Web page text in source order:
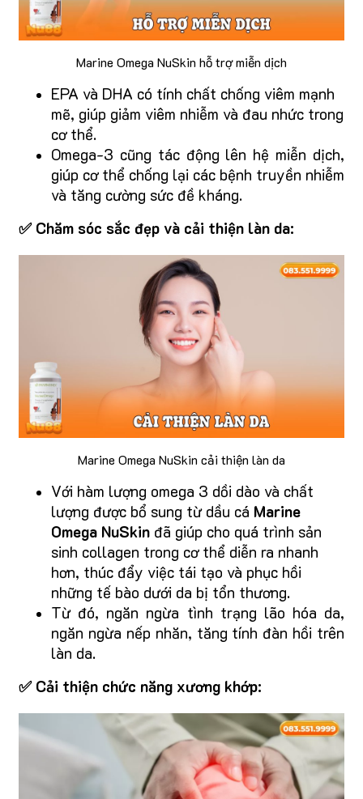
Marine Omega NuSkin hỗ trợ miễn dịch
EPA và DHA có tính chất chống viêm mạnh
mẽ, giúp giảm viêm nhiễm và đau nhức trong
cơ thể.
Omega-3 cũng tác động lên hệ miễn dịch,
giúp cơ thể chống lại các bệnh truyền nhiễm
và tăng cường sức đề kháng.
✅ Chăm sóc sắc đẹp và cải thiện làn da:
Marine Omega NuSkin cải thiện làn da
Với hàm lượng omega 3 dồi dào và chất
lượng được bổ sung từ dầu cá Marine
Omega NuSkin đã giúp cho quá trình sản
sinh collagen trong cơ thể diễn ra nhanh
hơn, thúc đẩy việc tái tạo và phục hồi
những tế bào dưới da bị tổn thương.
Từ đó, ngăn ngừa tình trạng lão hóa da,
ngăn ngừa nếp nhăn, tăng tính đàn hồi trên
làn da.
✅ Cải thiện chức năng xương khớp: